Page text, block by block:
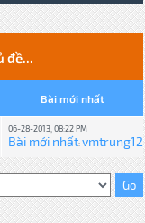
đề...
Bài mới nhất
06-28-2013, 08:22 PM
Bài mới nhất:vmtrung12